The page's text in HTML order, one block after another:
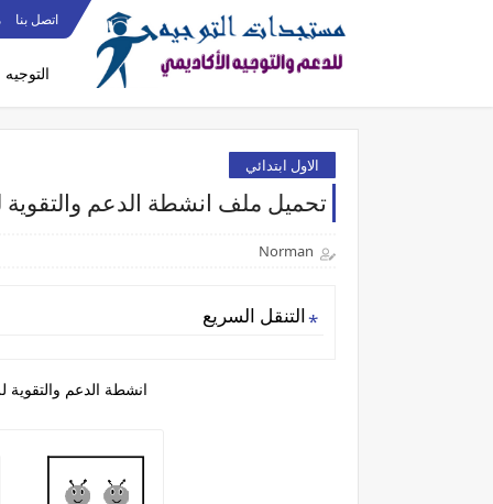
اتصل بنا
التوجيه
الاول ابتدائي
تحميل ملف انشطة الدعم والتقوية
Norman
التنقل السريع
انشطة الدعم والتقوية